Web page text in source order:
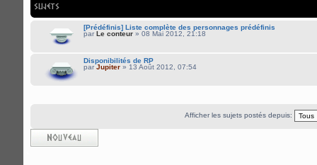
SUJETS
[Prédéfinis] Liste complète des personnages prédéfinis
par Le conteur » 08 Mai 2012, 21:18
Disponibilités de RP
parJupiter » 13 Août 2012, 07:54
Afficher les sujets postés depuis:
Écrire un nouveau